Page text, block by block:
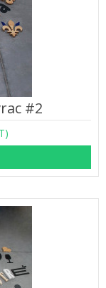
#2